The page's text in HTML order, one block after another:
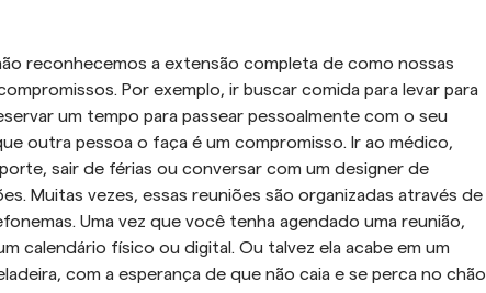
reconhecemos a extensão completa de como nossas
Por exemplo, ir buscar comida para levar para
um tempo para passear pessoalmente com o seu
outra pessoa o faça é um compromisso. Ir ao médico,
sair de férias ou conversar com um designer de
Muitas vezes, essas reuniões são organizadas através de
Uma vez que você tenha agendado uma reunião,
calendário físico ou digital. Ou talvez ela acabe em um
com a esperança de que não caia e se perca no chão